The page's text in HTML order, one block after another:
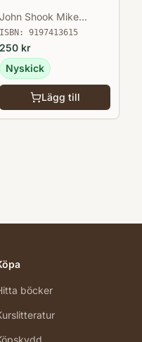
John Shook Mike
Rother
ISBN: 9197413615
250 kr
Nyskick
Lägg till
böcker